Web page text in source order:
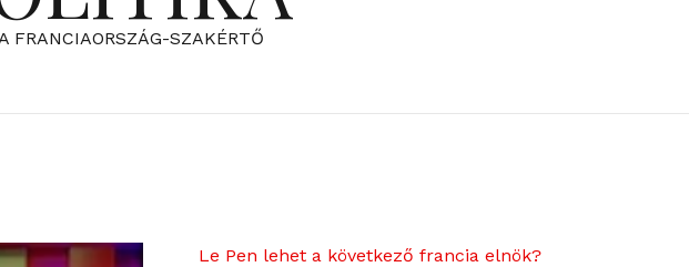
FRANCIAORSZÁG-SZAKÉRTŐ
Le Pen lehet a következő francia elnök?